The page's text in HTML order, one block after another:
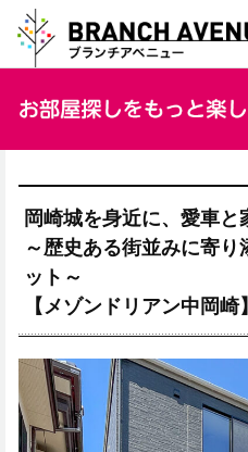
岡崎城を身近に、愛車と
～歴史ある街並みに寄
ット～
【メゾンドリアン中岡崎】